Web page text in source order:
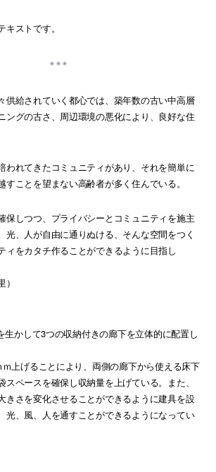
ストです。
供給されていく都心では、築年数の古い中高層
ングの古さ、周辺環境の悪化により、良好な住
われてきたコミュニティがあり、それを簡単に
すことを望まない高齢者が多く住んでいる。
保しつつ、プライバシーとコミュニティを施主
光、人が自由に通りぬける、そんな空間をつく
ィをカタチ作ることができるように目指し
生かして3つの収納付きの廊下を立体的に配置し
上げることにより、両側の廊下から使える床下
スペースを確保し収納量を上げている。また、
きさを変化させることができるように建具を設
光、風、人を通すことができるようになってい